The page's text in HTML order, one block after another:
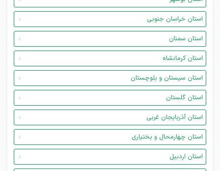
استان خراسان جنوبی
استان سمنان
استان کرمانشاه
استان سیستان و بلوچستان
استان گلستان
استان آذربایجان غربی
استان چهارمحال و بختیاری
استان اردبیل